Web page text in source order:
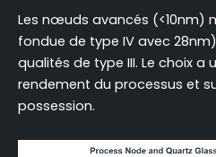
Les nœuds avancés (<10nm)
fondue de type IV avec
qualités de type III. Le choix a
rendement du processus et
possession.